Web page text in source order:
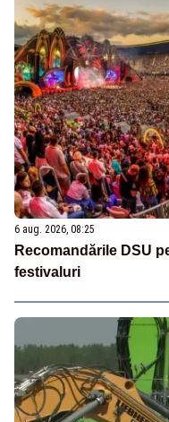
6 aug. 2026, 08:25
Recomandările DSU
festivaluri